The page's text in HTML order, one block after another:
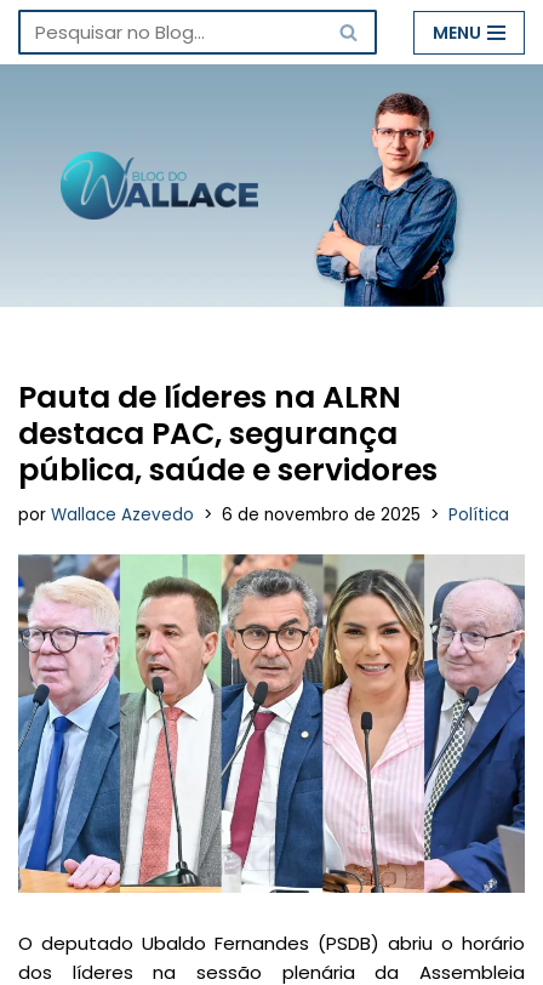
Pular
conteúdo
MENU
Pauta de líderes na ALRN
destaca PAC, segurança
pública, saúde e servidores
por Wallace Azevedo 6 de novembro de 2025 Política
O deputado Ubaldo Fernandes (PSDB) abriu o horário
dos líderes na sessão plenária da Assembleia